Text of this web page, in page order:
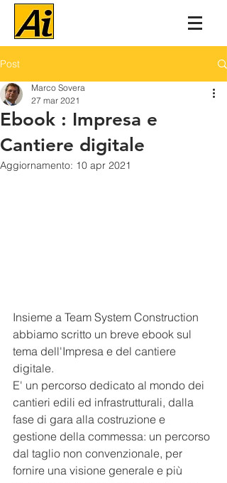
Post
Ebook : Impresa e
Cantiere digitale
Marco Sovera
27 mar 2021
Aggiornamento: 10 apr 2021
Insieme a Team System Construction
abbiamo scritto un breve ebook sul
tema dell'Impresa e del cantiere
digitale.
E' un percorso dedicato al mondo dei
cantieri edili ed infrastrutturali, dalla
fase di gara alla costruzione e
gestione della commessa: un percorso
dal taglio non convenzionale, per
fornire una visione generale e più